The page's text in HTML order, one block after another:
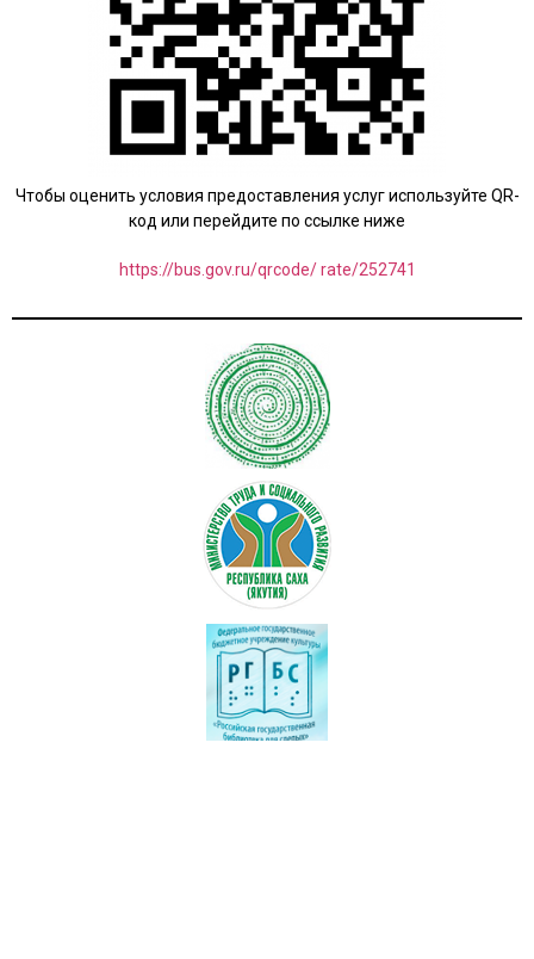
Чтобы оценить условия предоставления услуг используйте QR-
код или перейдите по ссылке ниже
https://bus.gov.ru/qrcode/ rate/252741